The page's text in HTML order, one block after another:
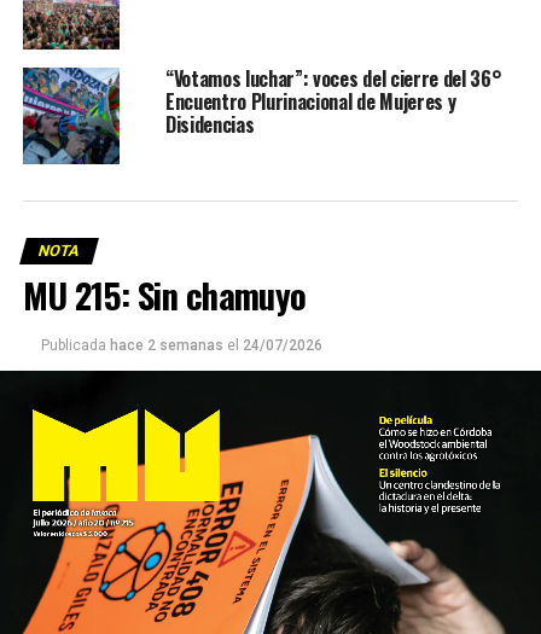
“Votamos luchar”: voces del cierre del 36°
Encuentro Plurinacional de Mujeres y
Disidencias
NOTA
MU 215: Sin chamuyo
Publicada hace 2 semanas el 24/07/2026